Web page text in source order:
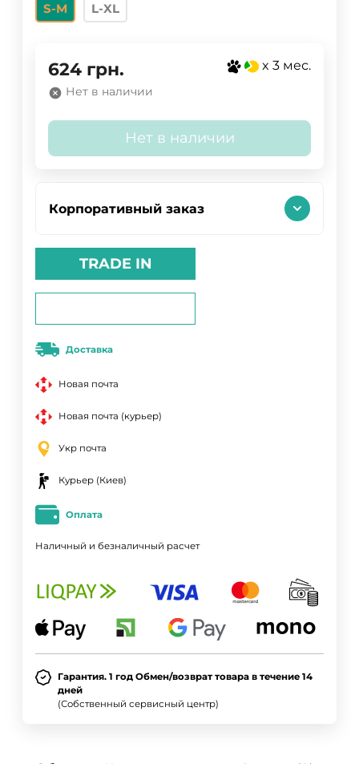
S-M L-XL
624 грн. x 3 мес.
Нет в наличии
Нет в наличии
Корпоративный заказ
TRADE IN
Доставка
Новая почта
Новая почта (курьер)
Укр почта
Курьер (Киев)
Оплата
Наличный и безналичный расчет
Гарантия. 1 год Обмен/возврат товара в течение 14
дней
(Собственный сервисный центр)